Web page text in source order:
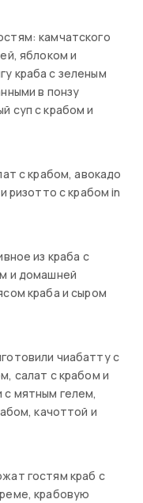
камчатского
яблоком и
краба с зеленым
в понзу
суп с крабом и
с крабом, авокадо
ризотто с крабом in
из краба с
и домашней
краба и сыром
чиабатту с
салат с крабом и
с мятным гелем,
качоттой и
гостям краб с
крабовую